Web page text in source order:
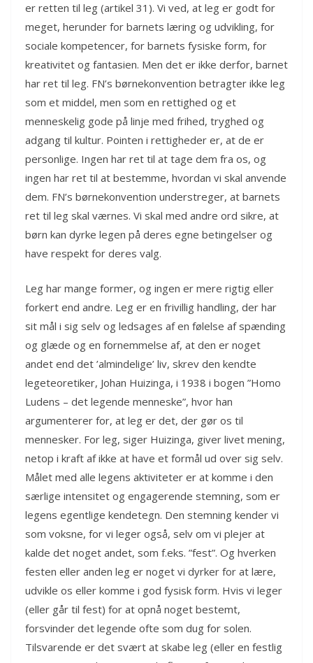
er retten til leg (artikel 31). Vi ved, at leg er godt for
meget, herunder for barnets læring og udvikling, for
sociale kompetencer, for barnets fysiske form, for
kreativitet og fantasien. Men det er ikke derfor, barnet
har ret til leg. FN’s børnekonvention betragter ikke leg
som et middel, men som en rettighed og et
menneskelig gode på linje med frihed, tryghed og
adgang til kultur. Pointen i rettigheder er, at de er
personlige. Ingen har ret til at tage dem fra os, og
ingen har ret til at bestemme, hvordan vi skal anvende
dem. FN’s børnekonvention understreger, at barnets
ret til leg skal værnes. Vi skal med andre ord sikre, at
børn kan dyrke legen på deres egne betingelser og
have respekt for deres valg.
Leg har mange former, og ingen er mere rigtig eller
forkert end andre. Leg er en frivillig handling, der har
sit mål i sig selv og ledsages af en følelse af spænding
og glæde og en fornemmelse af, at den er noget
andet end det ’almindelige’ liv, skrev den kendte
legeteoretiker, Johan Huizinga, i 1938 i bogen ”Homo
Ludens – det legende menneske”, hvor han
argumenterer for, at leg er det, der gør os til
mennesker. For leg, siger Huizinga, giver livet mening,
netop i kraft af ikke at have et formål ud over sig selv.
Målet med alle legens aktiviteter er at komme i den
særlige intensitet og engagerende stemning, som er
legens egentlige kendetegn. Den stemning kender vi
som voksne, for vi leger også, selv om vi plejer at
kalde det noget andet, som f.eks. ”fest”. Og hverken
festen eller anden leg er noget vi dyrker for at lære,
udvikle os eller komme i god fysisk form. Hvis vi leger
(eller går til fest) for at opnå noget bestemt,
forsvinder det legende ofte som dug for solen.
Tilsvarende er det svært at skabe leg (eller en festlig